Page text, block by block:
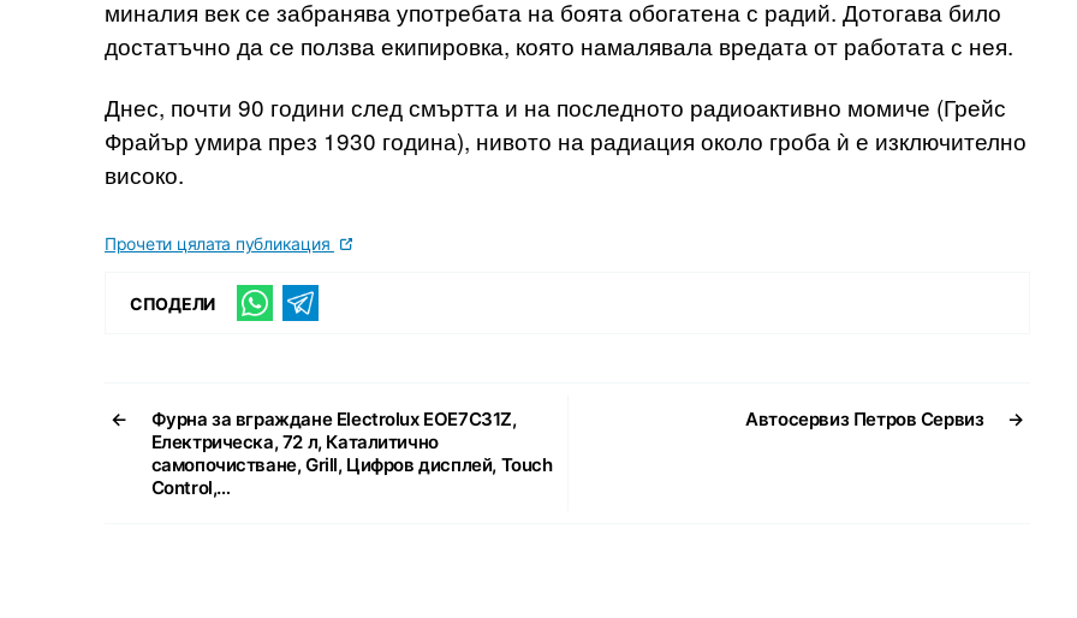
миналия век се забранява употребата на боята обогатена с радий. Дотогава било
достатъчно да се ползва екипировка, която намалявала вредата от работата с нея.
Днес, почти 90 години след смъртта и на последното радиоактивно момиче (Грейс
Фрайър умира през 1930 година), нивото на радиация около гроба ѝ е изключително
високо.
Прочети цялата публикация
СПОДЕЛИ
←
Фурна за вграждане Electrolux EOE7C31Z,
Електрическа, 72 л, Каталитично
самопочистване, Grill, Цифров дисплей, Touch
Control,…
→
Автосервиз Петров Сервиз